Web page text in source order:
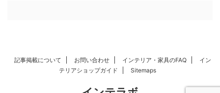
記事掲載について お問い合わせ インテリア・家具のFAQ
イン
テリアショップガイド
Sitemaps